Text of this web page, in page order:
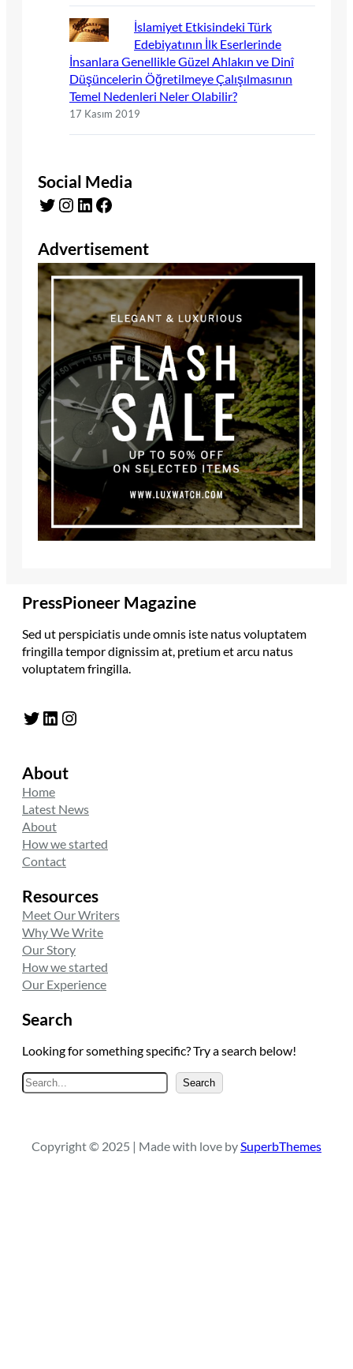
İslamiyet Etkisindeki Türk
Edebiyatının İlk Eserlerinde
İnsanlara Genellikle Güzel Ahlakın ve Dinî
Düşüncelerin Öğretilmeye Çalışılmasının
Temel Nedenleri Neler Olabilir?
17 Kasım 2019
Social Media
Twitter Instagram LinkedIn Facebook
Advertisement
PressPioneer Magazine
Sed ut perspiciatis unde omnis iste natus voluptatem
fringilla tempor dignissim at, pretium et arcu natus
voluptatem fringilla.
Twitter LinkedIn Instagram
About
Home
Latest News
About
How we started
Contact
Resources
Meet Our Writers
Why We Write
Our Story
How we started
Our Experience
Search
Looking for something specific? Try a search below!
A
r
Search
Copyright © 2025 | Made with love bySuperbThemes